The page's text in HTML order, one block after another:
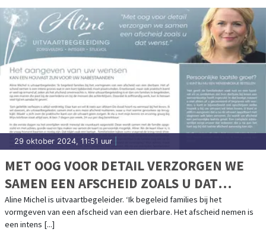
29 oktober 2024, 11:51 uur
MET OOG VOOR DETAIL VERZORGEN WE
SAMEN EEN AFSCHEID ZOALS U DAT
WENST
Aline Michel is uitvaartbegeleider. ‘Ik begeleid families bij het
vormgeven van een afscheid van een dierbare. Het afscheid nemen is
een intens [...]